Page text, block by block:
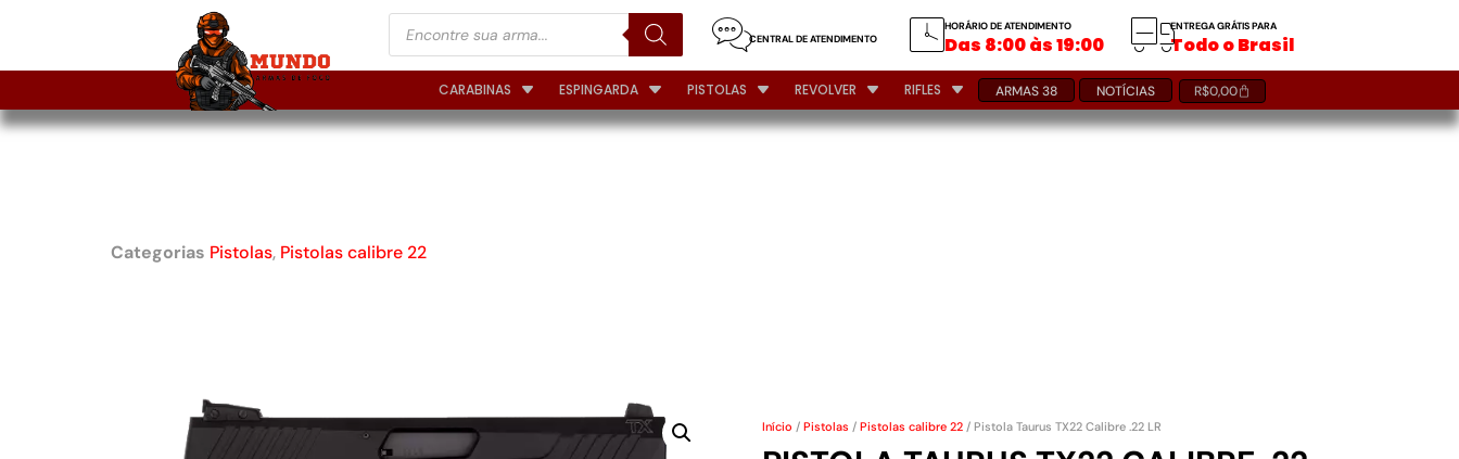
CENTRAL DE ATENDIMENTO
HORÁRIO DE ATENDIMENTO
Das 8:00 às 19:00
ENTREGA GRÁTIS PARA
Todo o Brasil
CARABINAS ESPINGARDA PISTOLAS REVOLVER RIFLES ARMAS 38 NOTÍCIAS R$0,00
Categorias Pistolas, Pistolas calibre 22
Início / Pistolas / Pistolas calibre 22 / Pistola Taurus TX22 Calibre .22 LR